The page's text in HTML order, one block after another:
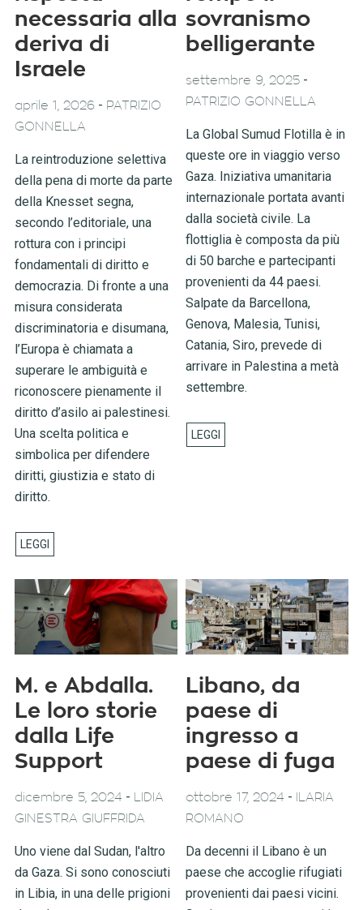
necessaria alla
deriva di
Israele
aprile 1, 2026- PATRIZIO
GONNELLA
La reintroduzione selettiva
della pena di morte da parte
della Knesset segna,
secondo l’editoriale, una
rottura con i principi
fondamentali di diritto e
democrazia. Di fronte a una
misura considerata
discriminatoria e disumana,
l’Europa è chiamata a
superare le ambiguità e
riconoscere pienamente il
diritto d’asilo ai palestinesi.
Una scelta politica e
simbolica per difendere
diritti, giustizia e stato di
diritto.
sovranismo
belligerante
settembre 9, 2025 -
PATRIZIO GONNELLA
La Global Sumud Flotilla è in
queste ore in viaggio verso
Gaza. Iniziativa umanitaria
internazionale portata avanti
dalla società civile. La
flottiglia è composta da più
di 50 barche e partecipanti
provenienti da 44 paesi.
Salpate da Barcellona,
Genova, Malesia, Tunisi,
Catania, Siro, prevede di
arrivare in Palestina a metà
settembre.
M. e Abdalla.
Le loro storie
dalla Life
Support
dicembre 5, 2024 -
LIDIA
GINESTRA GIUFFRIDA
Uno viene dal Sudan, l'altro
da Gaza. Si sono conosciuti
in Libia, in una delle prigioni
Libano, da
paese di
ingresso a
paese di fuga
ottobre 17, 2024 -
ILARIA
ROMANO
Da decenni il Libano è un
paese che accoglie rifugiati
provenienti dai paesi vicini.